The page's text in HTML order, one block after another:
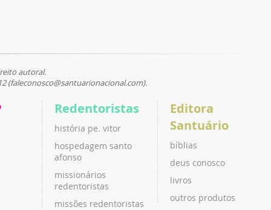
autoral.
(faleconosco@santuarionacional.com).
Redentoristas
história pe. vitor
hospedagem santo
afonso
missionários
redentoristas
missões redentoristas
Editora
Santuário
bíblias
deus conosco
livros
outros produtos